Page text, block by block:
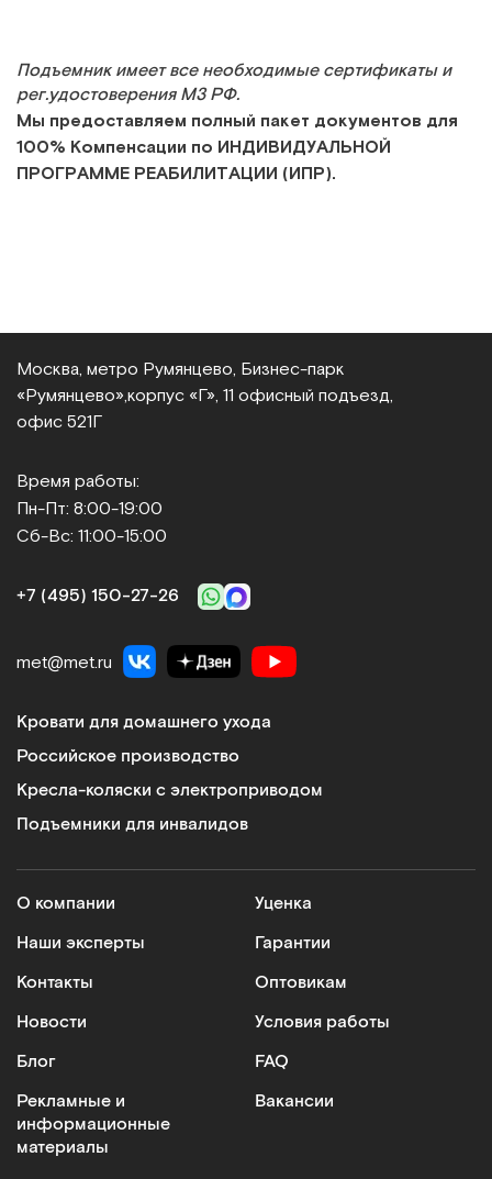
Подъемник имеет все необходимые сертификаты и
рег.удостоверения МЗ РФ.
Мы предоставляем полный пакет документов для
100% Компенсации по ИНДИВИДУАЛЬНОЙ
ПРОГРАММЕ РЕАБИЛИТАЦИИ (ИПР).
Москва, метро Румянцево, Бизнес‑парк
«Румянцево», корпус «Г», 11 офисный подъезд,
офис 521Г
Время работы:
Пн-Пт: 8:00-19:00
Сб-Вс: 11:00-15:00
+7 (495) 150‑27‑26
met@met.ru
Кровати для домашнего ухода
Российское производство
Кресла-коляски с электроприводом
Подъемники для инвалидов
О компании
Наши эксперты
Контакты
Новости
Блог
Рекламные и
информационные
материалы
Уценка
Гарантии
Оптовикам
Условия работы
FAQ
Вакансии